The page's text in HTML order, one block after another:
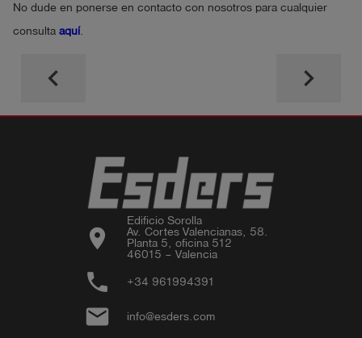
No dude en ponerse en contacto con nosotros para cualquier
consulta aquí.
keyboard_arrow_left keyboard_arrow_right
location_on
Edificio Sorolla
Av. Cortes Valencianas, 58.
Planta 5, oficina 512
46015 – Valencia
phone +34 961994391
email info@esders.com